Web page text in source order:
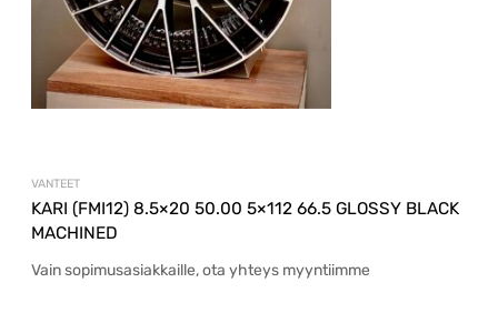
VANTEET
KARI (FMI12) 8.5×20 50.00 5×112 66.5 GLOSSY BLACK
MACHINED
Vain sopimusasiakkaille, ota yhteys myyntiimme